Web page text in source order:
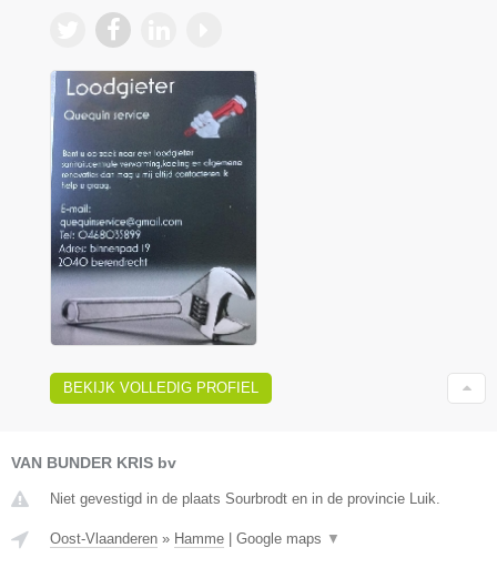
BEKIJK VOLLEDIG PROFIEL
VAN BUNDER KRIS bv
Niet gevestigd in de plaats Sourbrodt en in de provincie Luik.
Oost-Vlaanderen » Hamme Google maps ▼